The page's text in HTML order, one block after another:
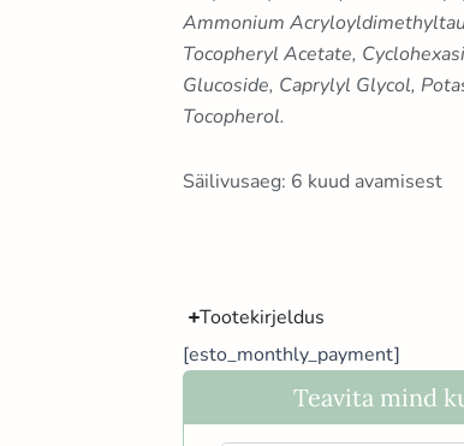
Ammonium
Tocopheryl Acetate,
Glucoside, Caprylyl Glycol,
Tocopherol.
Säilivusaeg: 6 kuud avamisest
Tootekirjeldus
[esto_monthly_payment]
Teavita mind